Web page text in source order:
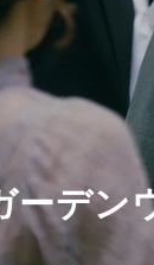
ーデン